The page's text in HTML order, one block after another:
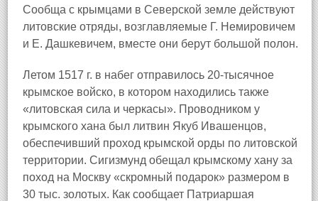
Сообща с крымцами в Северской земле действуют
литовские отряды, возглавляемые Г. Немировичем
и Е. Дашкевичем, вместе они берут большой полон.
Летом 1517 г. в набег отправилось 20-тысячное
крымское войско, в котором находились также
«литовская сила и черкасы». Проводником у
крымского хана был литвин Якуб Ивашенцов,
обеспечивший проход крымской орды по литовской
территории. Сигизмунд обещал крымскому хану за
поход на Москву «скромный подарок» размером в
30 тыс. золотых. Как сообщает Патриаршая